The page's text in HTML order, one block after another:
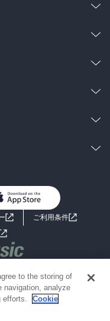
向けラノベ
小説
い合わせ
ご利用条件
Inc.
domestic market only
to the storing of
navigation, analyze
efforts.
Cookie